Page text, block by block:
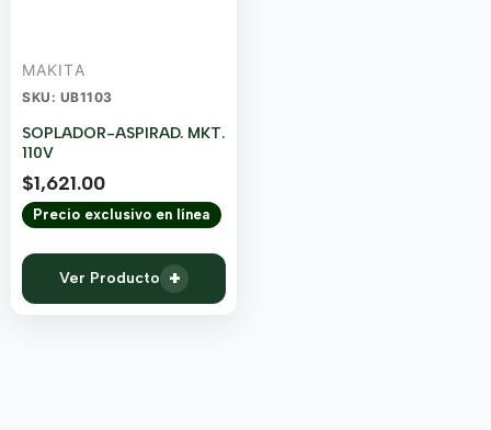
MAKITA
SKU: UB1103
SOPLADOR-ASPIRAD. MKT.
110V
$1,621.00
Precio exclusivo en línea
Ver Producto +